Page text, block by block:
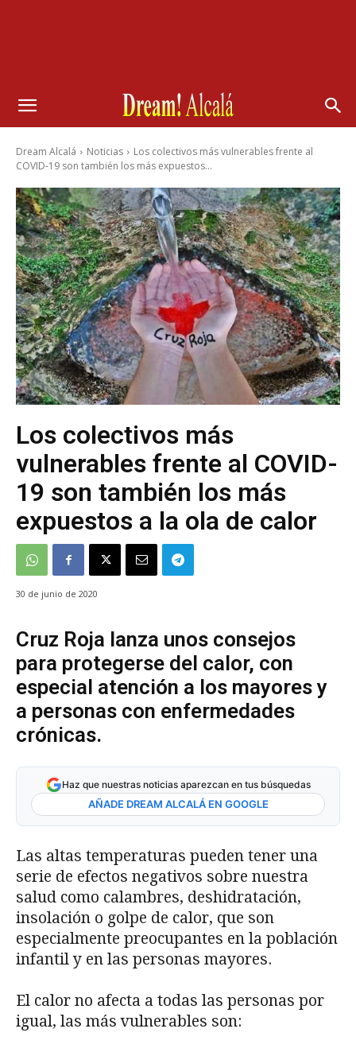
Dream Alcalá Noticias
Los colectivos más vulnerables frente al
COVID-19 son también los más expuestos...
Los colectivos más
vulnerables frente al COVID-
19 son también los más
expuestos a la ola de calor
30 de junio de 2020
Cruz Roja lanza unos consejos
para protegerse del calor, con
especial atención a los mayores y
a personas con enfermedades
crónicas.
Haz que nuestras noticias aparezcan en tus búsquedas
AÑADE DREAM ALCALÁ EN GOOGLE
Las altas temperaturas pueden tener una
serie de efectos negativos sobre nuestra
salud como calambres, deshidratación,
insolación o golpe de calor, que son
especialmente preocupantes en la población
infantil y en las personas mayores.
El calor no afecta a todas las personas por
igual, las más vulnerables son: